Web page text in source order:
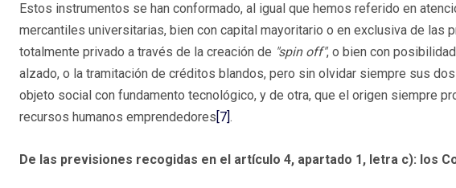
Estos instrumentos se han conformado, al igual que hemos referido en
mercantiles universitarias, bien con capital mayoritario o en exclusiva de las
totalmente privado a través de la creación de "spin off", o bien con
alzado, o la tramitación de créditos blandos, pero sin olvidar siempre sus
objeto social con fundamento tecnológico, y de otra, que el origen siempre
recursos humanos emprendedores [7] .
De las previsiones recogidas en el artículo 4, apartado 1, letra c): los